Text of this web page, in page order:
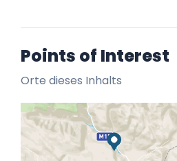
Points of Interest
Orte dieses Inhalts